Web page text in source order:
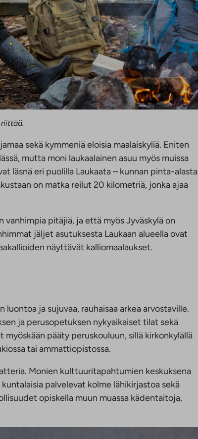
sekä kymmeniä eloisia maalaiskyliä. Eniten
mutta moni laukaalainen asuu myös muissa
läsnä eri puolilla Laukaata – kunnan pinta-alasta
on matka reilut 20 kilometriä, jonka ajaa
pitäjiä, ja että myös Jyväskylä on
jäljet asutuksesta Laukaan alueella ovat
näyttävät kalliomaalaukset.
ja sujuvaa, rauhaisaa arkea arvostaville.
ja perusopetuksen nykyaikaiset tilat sekä
pääty peruskouluun, sillä kirkonkylällä
tai ammattiopistossa.
Monien kulttuuritapahtumien keskuksena
palvelevat kolme lähikirjastoa sekä
opiskella muun muassa kädentaitoja,